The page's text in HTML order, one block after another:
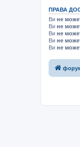
ПРАВА
Ви не
Ви не
Ви не
Ви не
Ви не